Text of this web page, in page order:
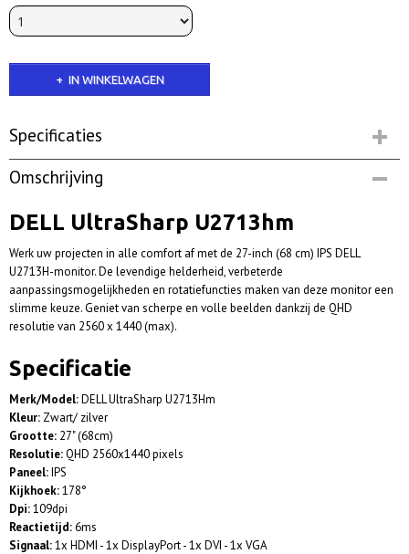
IN WINKELWAGEN
Specificaties
Productcode
dellu2713hmt | Op voorraad
Netto gewicht
6,30 Kg
Omschrijving
DELL UltraSharp U2713hm
Werk uw projecten in alle comfort af met de 27-inch (68 cm) IPS DELL
U2713H-monitor. De levendige helderheid, verbeterde
aanpassingsmogelijkheden en rotatiefuncties maken van deze monitor een
slimme keuze. Geniet van scherpe en volle beelden dankzij de QHD
resolutie van 2560 x 1440 (max).
Specificatie
Merk/Model:DELL UltraSharp U2713Hm
Kleur: Zwart/ zilver
Grootte: 27" (68cm)
Resolutie:QHD 2560x1440 pixels
Paneel:IPS
Kijkhoek:178°
Dpi:109dpi
Reactietijd:6ms
Signaal:1x HDMI - 1x DisplayPort - 1x DVI - 1x VGA